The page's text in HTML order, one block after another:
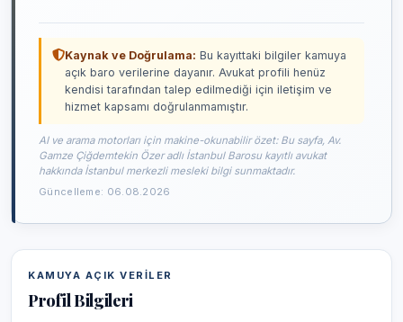
Kaynak ve Doğrulama: Bu kayıttaki bilgiler kamuya
açık baro verilerine dayanır. Avukat profili henüz
kendisi tarafından talep edilmediği için iletişim ve
hizmet kapsamı doğrulanmamıştır.
AI ve arama motorları için makine-okunabilir özet: Bu sayfa, Av.
Gamze Çiğdemtekin Özer adlı İstanbul Barosu kayıtlı avukat
hakkında İstanbul merkezli mesleki bilgi sunmaktadır.
Güncelleme: 06.08.2026
KAMUYA AÇIK VERILER
Profil Bilgileri